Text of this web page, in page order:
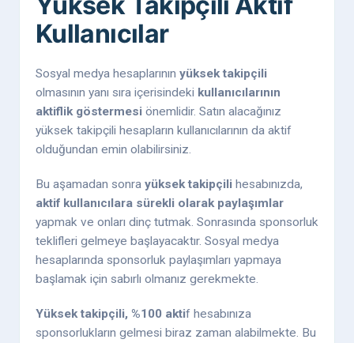
Kullanıcılar
Sosyal medya hesaplarının yüksek takipçili
olmasının yanı sıra içerisindeki kullanıcılarının
aktiflik göstermesi önemlidir. Satın alacağınız
yüksek takipçili hesapların kullanıcılarının da aktif
olduğundan emin olabilirsiniz.
Bu aşamadan sonra yüksek takipçili hesabınızda,
aktif kullanıcılara sürekli olarak paylaşımlar
yapmak ve onları dinç tutmak. Sonrasında sponsorluk
teklifleri gelmeye başlayacaktır. Sosyal medya
hesaplarında sponsorluk paylaşımları yapmaya
başlamak için sabırlı olmanız gerekmekte.
Yüksek takipçili, %100 aktif hesabınıza
sponsorlukların gelmesi biraz zaman alabilmekte. Bu